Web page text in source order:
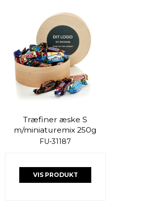
Træfiner æske S
m/miniaturemix 250g
FU-31187
VIS PRODUKT